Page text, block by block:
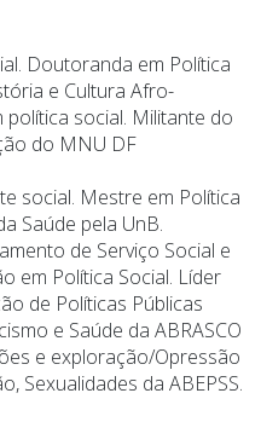
Doutoranda em Política
e Cultura Afro-
política social. Militante do
do MNU DF
social. Mestre em Política
Saúde pela UnB.
de Serviço Social e
em Política Social. Líder
de Políticas Públicas
e Saúde da ABRASCO
e exploração/Opressão
Sexualidades da ABEPSS.